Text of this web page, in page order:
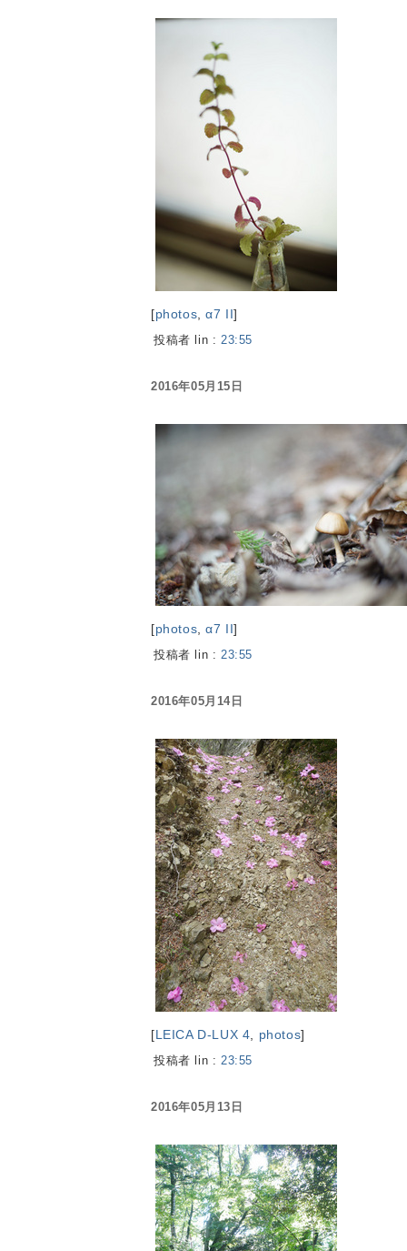
[photos ,α7 II]
投稿者 lin : 23:55
2016年05月15日
[photos ,α7 II]
投稿者 lin : 23:55
2016年05月14日
[LEICA D-LUX 4 photos]
投稿者 lin : 23:55
2016年05月13日